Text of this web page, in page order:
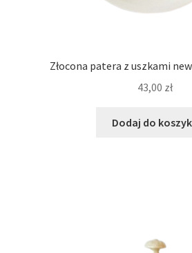
Złocona patera z uszkami
43,00 zł
Dodaj do